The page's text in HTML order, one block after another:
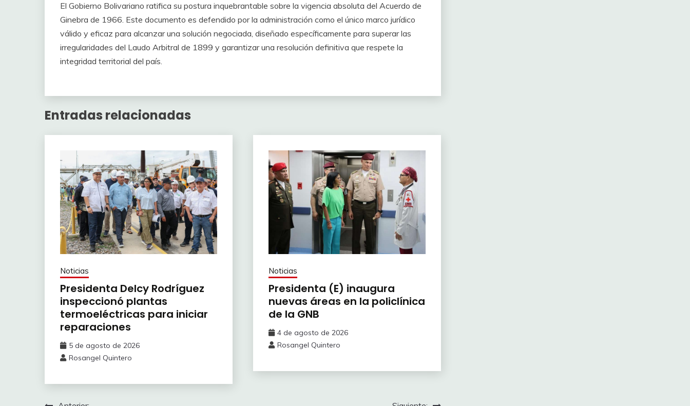
El Gobierno Bolivariano ratifica su postura inquebrantable sobre la vigencia absoluta del Acuerdo de
Ginebra de 1966. Este documento es defendido por la administración como el único marco jurídico
válido y eficaz para alcanzar una solución negociada, diseñado específicamente para superar las
irregularidades del Laudo Arbitral de 1899 y garantizar una resolución definitiva que respete la
integridad territorial del país.
Entradas relacionadas
Noticias
Presidenta Delcy Rodríguez
inspeccionó plantas
termoeléctricas para iniciar
reparaciones
5 de agosto de 2026
Rosangel Quintero
Noticias
Presidenta (E) inaugura
nuevas áreas en la policlínica
de la GNB
4 de agosto de 2026
Rosangel Quintero